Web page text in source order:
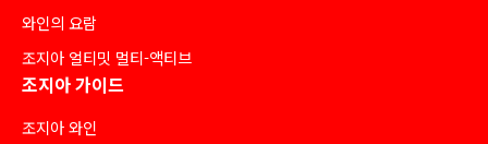
와인의 요람
조지아 얼티밋 멀티-액티브
조지아 가이드
조지아 와인